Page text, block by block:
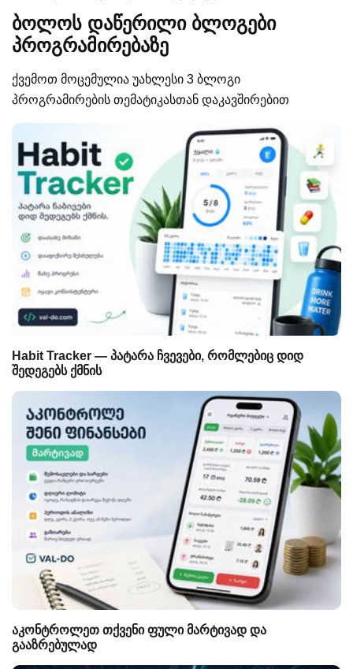
ბოლოს დაწერილი ბლოგები
პროგრამირებაზე
ქვემოთ მოცემულია უახლესი 3 ბლოგი
პროგრამირების თემატიკასთან დაკავშირებით
Habit Tracker — პატარა ჩვევები, რომლებიც დიდ
შედეგებს ქმნის
აკონტროლეთ თქვენი ფული მარტივად და
გააზრებულად